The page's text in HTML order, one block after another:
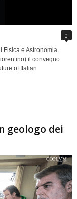
0
Fisica e Astronomia
il convegno
of Italian
geologo dei